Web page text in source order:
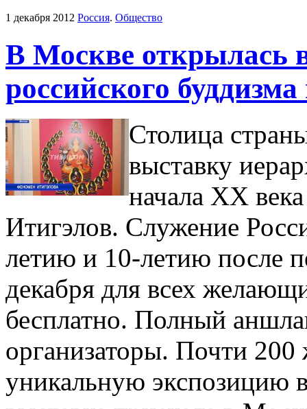
1 декабря 2012 Россия. Общество
В Москве открылась
российского
Столица
выставку
начала ХХ
Итигэлов. Служение
летию и 10-летию после
декабря для всех
бесплатно. Полный
организаторы. Почти
уникальную экспозицию